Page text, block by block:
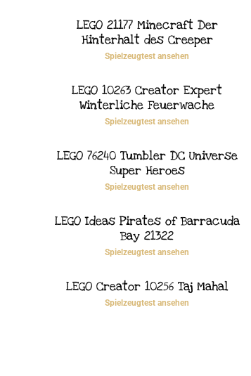
LEGO 21177 Minecraft Der
Hinterhalt des Creeper
Spielzeugtest ansehen
LEGO 10263 Creator Expert
Winterliche Feuerwache
Spielzeugtest ansehen
LEGO 76240 Tumbler DC Universe
Super Heroes
Spielzeugtest ansehen
LEGO Ideas Pirates of Barracuda
Bay 21322
Spielzeugtest ansehen
LEGO Creator 10256 Taj Mahal
Spielzeugtest ansehen